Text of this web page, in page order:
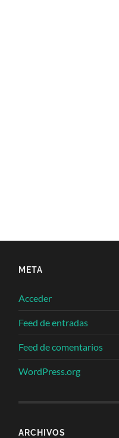
META
Acceder
Feed de entradas
Feed de comentarios
WordPress.org
ARCHIVOS